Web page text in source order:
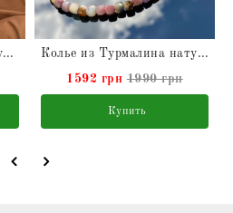
Длинное Ожерелье из Турмалина натурального
Колье из Турмалина натурального
1592 грн 1990 грн
Купить